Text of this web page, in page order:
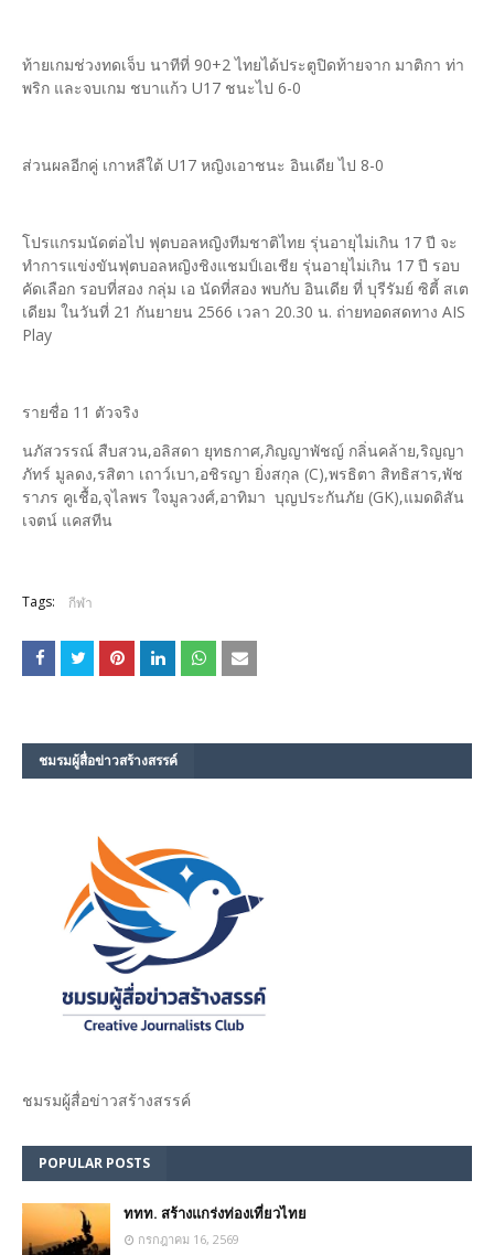
ท้ายเกมช่วงทดเจ็บ นาทีที่ 90+2 ไทยได้ประตูปิดท้ายจาก มาติกา ท่า
พริก และจบเกม ชบาแก้ว U17 ชนะไป 6-0
ส่วนผลอีกคู่ เกาหลีใต้ U17 หญิงเอาชนะ อินเดีย ไป 8-0
โปรแกรมนัดต่อไป ฟุตบอลหญิงทีมชาติไทย รุ่นอายุไม่เกิน 17 ปี จะ
ทำการแข่งขันฟุตบอลหญิงชิงแชมป์เอเชีย รุ่นอายุไม่เกิน 17 ปี รอบ
คัดเลือก รอบที่สอง กลุ่ม เอ นัดที่สอง พบกับ อินเดีย ที่ บุรีรัมย์ ซิตี้ สเต
เดียม ในวันที่ 21 กันยายน 2566 เวลา 20.30 น. ถ่ายทอดสดทาง AIS
Play
รายชื่อ 11 ตัวจริง
นภัสวรรณ์ สืบสวน,อลิสดา ยุทธกาศ,ภิญญาพัชญ์ กลิ่นคล้าย,ริญญา
ภัทร์ มูลดง,รสิตา เถาว์เบา,อชิรญา ยิ่งสกุล (C),พรธิตา สิทธิสาร,พัช
ราภร คูเชื้อ,จุไลพร ใจมูลวงศ์,อาทิมา บุญประกันภัย (GK),แมดดิสัน
เจตน์ แคสทีน
Tags: กีฬา
ชมรม​ผู้สื่อข่าวสร้างสรรค์​
ชมรม​ผู้สื่อข่าวสร้างสรรค์​
POPULAR POSTS
ททท. สร้างแกร่งท่องเที่ยวไทย
กรกฎาคม 16, 2569